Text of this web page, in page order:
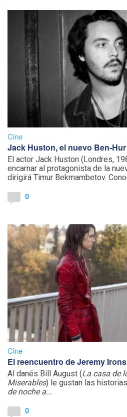
Cine
Jack Huston, el nuevo Ben-Hur
El actor Jack Huston (Londres,
encarnar al protagonista de la
dirigirá Timur Bekmambetov.
0
Cine
El reencuentro de Jeremy
Al danés Bill August (La casa de
Miserables) le gustan las
de noche a...
0